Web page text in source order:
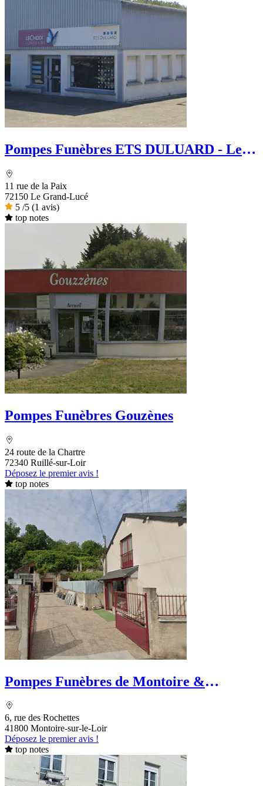
Pompes Funèbres ETS DULUARD - Le
11 rue de la Paix
72150 Le Grand-Lucé
5 /5 (1 avis)
top notes
Pompes Funèbres Gouzènes
24 route de la Chartre
72340 Ruillé-sur-Loir
Déposez le premier avis !
top notes
Pompes Funèbres de Montoire &
6, rue des Rochettes
41800 Montoire-sur-le-Loir
Déposez le premier avis !
top notes